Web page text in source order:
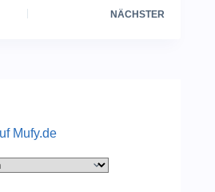
NÄCHSTER
Mufy.de